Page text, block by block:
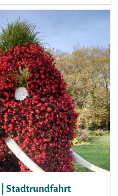
| Stadtrundfahrt